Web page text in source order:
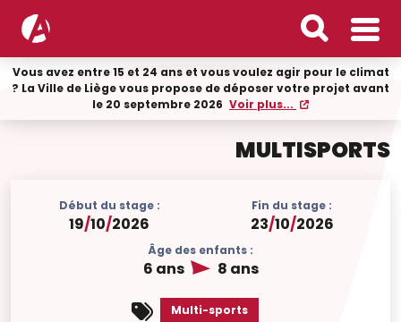
Vous avez entre 15 et 24 ans et vous voulez agir pour le climat
? La Ville de Liège vous propose de déposer votre projet avant
le 20 septembre 2026 Voir plus...
MULTISPORTS
Début du stage :
19/10/2026
Fin du stage :
23/10/2026
Âge des enfants :
6 ans 8 ans
Multi-sports